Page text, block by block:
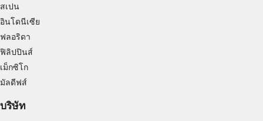
สเปน
อินโดนีเซีย
ฟลอริดา
ฟิลิปปินส์
เม็กซิโก
มัลดีฟส์
บริษัท
Use profiles to select personalised content
Measure advertising performance
Measure content performance